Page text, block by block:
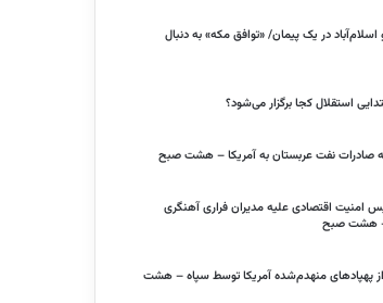
اسلام‌آباد در یک پیمان/ «توافق مکه» به دنبال
استقلال کجا برگزار می‌شود؟
صادرات نفت عربستان به آمریکا – هشت صبح
امنیت اقتصادی علیه مدیران فراری آهنگری
– هشت صبح
پهپادهای منهدم‌شده آمریکا توسط سپاه – هشت